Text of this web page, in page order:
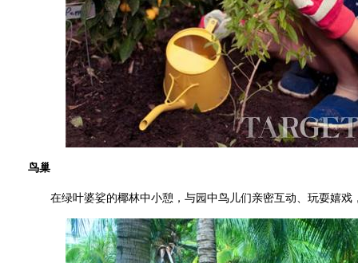
鸟巢
在绿叶婆娑的椰林中小憩，与园中鸟儿们亲密互动、玩耍嬉